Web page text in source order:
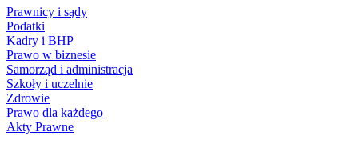
Prawnicy i sądy
Podatki
Kadry i BHP
Prawo w biznesie
Samorząd i administracja
Szkoły i uczelnie
Zdrowie
Prawo dla każdego
Akty Prawne